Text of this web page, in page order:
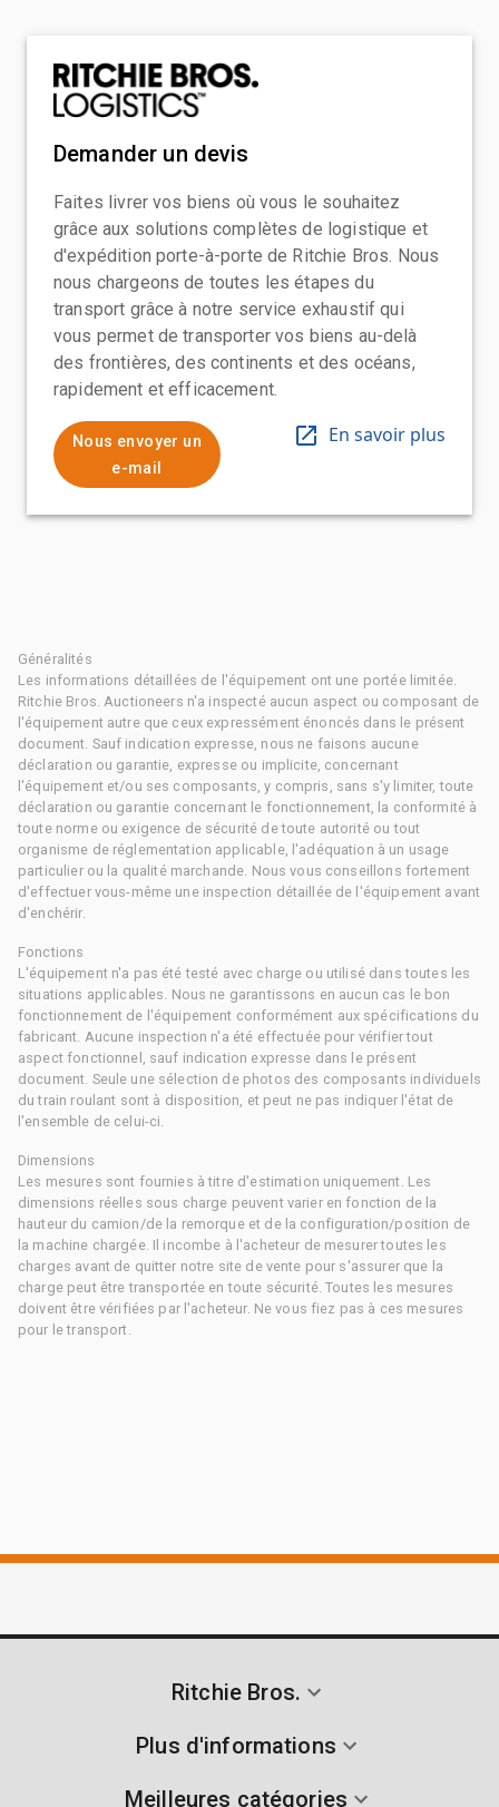
Demander un devis
Faites livrer vos biens où vous le souhaitez
grâce aux solutions complètes de logistique et
d'expédition porte-à-porte de Ritchie Bros. Nous
nous chargeons de toutes les étapes du
transport grâce à notre service exhaustif qui
vous permet de transporter vos biens au-delà
des frontières, des continents et des océans,
rapidement et efficacement.
Nous envoyer un
e-mail
En savoir plus
Généralités
Les informations détaillées de l'équipement ont une portée limitée.
Ritchie Bros. Auctioneers n'a inspecté aucun aspect ou composant de
l'équipement autre que ceux expressément énoncés dans le présent
document. Sauf indication expresse, nous ne faisons aucune
déclaration ou garantie, expresse ou implicite, concernant
l'équipement et/ou ses composants, y compris, sans s'y limiter, toute
déclaration ou garantie concernant le fonctionnement, la conformité à
toute norme ou exigence de sécurité de toute autorité ou tout
organisme de réglementation applicable, l'adéquation à un usage
particulier ou la qualité marchande. Nous vous conseillons fortement
d'effectuer vous-même une inspection détaillée de l'équipement avant
d'enchérir.
Fonctions
L'équipement n'a pas été testé avec charge ou utilisé dans toutes les
situations applicables. Nous ne garantissons en aucun cas le bon
fonctionnement de l'équipement conformément aux spécifications du
fabricant. Aucune inspection n'a été effectuée pour vérifier tout
aspect fonctionnel, sauf indication expresse dans le présent
document. Seule une sélection de photos des composants individuels
du train roulant sont à disposition, et peut ne pas indiquer l'état de
l'ensemble de celui-ci.
Dimensions
Les mesures sont fournies à titre d'estimation uniquement. Les
dimensions réelles sous charge peuvent varier en fonction de la
hauteur du camion/de la remorque et de la configuration/position de
la machine chargée. Il incombe à l'acheteur de mesurer toutes les
charges avant de quitter notre site de vente pour s'assurer que la
charge peut être transportée en toute sécurité. Toutes les mesures
doivent être vérifiées par l'acheteur. Ne vous fiez pas à ces mesures
pour le transport.
Ritchie Bros.
Plus d'informations
Meilleures catégories